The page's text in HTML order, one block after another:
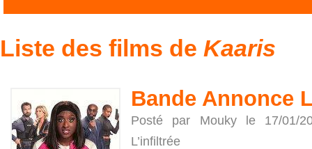
Liste des films de Kaaris
Bande Annonce
Posté par Mouky le 17/01/
L’infiltrée